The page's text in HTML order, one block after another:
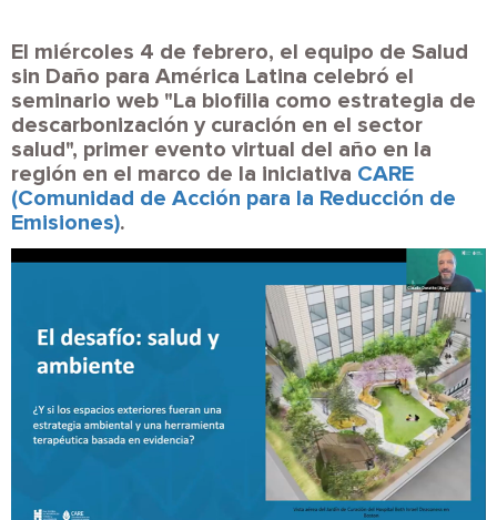
El miércoles 4 de febrero, el equipo de Salud
sin Daño para América Latina celebró el
seminario web "La biofilia como estrategia de
descarbonización y curación en el sector
salud", primer evento virtual del año en la
región en el marco de la iniciativa CARE
(Comunidad de Acción para la Reducción de
Emisiones).
Image